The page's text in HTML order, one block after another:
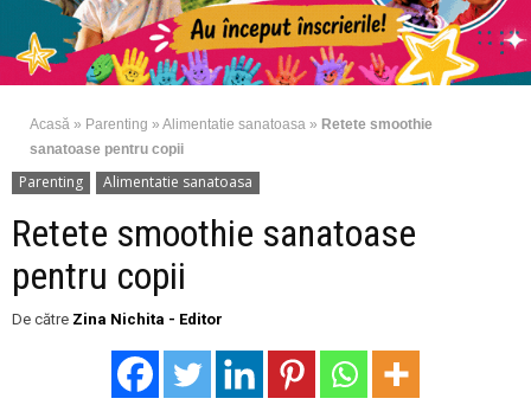
Acasă » Parenting » Alimentatie sanatoasa » Retete smoothie
sanatoase pentru copii
Parenting Alimentatie sanatoasa
Retete smoothie sanatoase
pentru copii
De către Zina Nichita - Editor